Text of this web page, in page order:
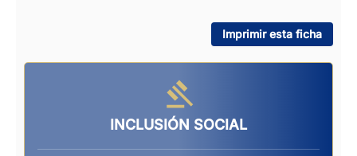
Imprimir esta ficha
INCLUSIÓN SOCIAL